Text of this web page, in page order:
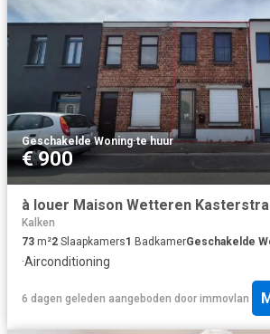
Geschakelde Woning·te huur
€ 900
à louer Maison Wetteren
Kalken
73 m²2 Slaapkamers1 BadkamerGeschakelde
·Airconditioning
6 dagen geleden aangeboden door immovlan